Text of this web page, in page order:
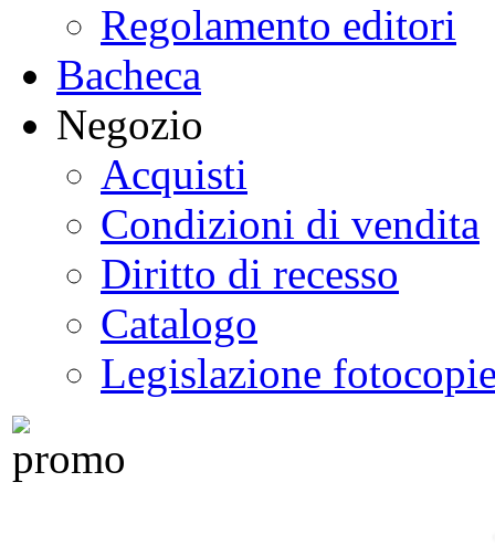
Regolamento editori
Bacheca
Negozio
Acquisti
Condizioni di vendita
Diritto di recesso
Catalogo
Legislazione